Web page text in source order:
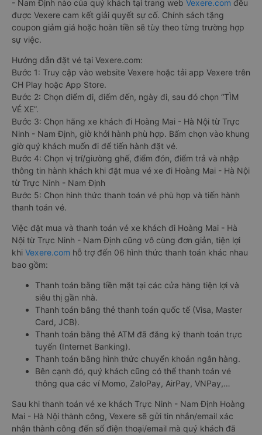
- Nam Định nào của quý khách tại trang web Vexere.com đều
được Vexere cam kết giải quyết sự cố. Chính sách tặng
coupon giảm giá hoặc hoàn tiền sẽ tùy theo từng trường hợp
sự việc.
Hướng dẫn đặt vé tại Vexere.com:
Bước 1: Truy cập vào website Vexere hoặc tải app Vexere trên
CH Play hoặc App Store.
Bước 2: Chọn điểm đi, điểm đến, ngày đi, sau đó chọn “TÌM
VÉ XE”.
Bước 3: Chọn hãng xe khách đi Hoàng Mai - Hà Nội từ Trực
Ninh - Nam Định, giờ khởi hành phù hợp. Bấm chọn vào khung
giờ quý khách muốn đi để tiến hành đặt vé.
Bước 4: Chọn vị trí/giường ghế, điểm đón, điểm trả và nhập
thông tin hành khách khi đặt mua vé xe đi Hoàng Mai - Hà Nội
từ Trực Ninh - Nam Định
Bước 5: Chọn hình thức thanh toán vé phù hợp và tiến hành
thanh toán vé.
Việc đặt mua và thanh toán vé xe khách đi Hoàng Mai - Hà
Nội từ Trực Ninh - Nam Định cũng vô cùng đơn giản, tiện lợi
khi Vexere.com hỗ trợ đến 06 hình thức thanh toán khác nhau
bao gồm:
Thanh toán bằng tiền mặt tại các cửa hàng tiện lợi và
siêu thị gần nhà.
Thanh toán bằng thẻ thanh toán quốc tế (Visa, Master
Card, JCB).
Thanh toán bằng thẻ ATM đã đăng ký thanh toán trực
tuyến (Internet Banking).
Thanh toán bằng hình thức chuyển khoản ngân hàng.
Bên cạnh đó, quý khách cũng có thể thanh toán vé
thông qua các ví Momo, ZaloPay, AirPay, VNPay,…
Sau khi thanh toán vé xe khách Trực Ninh - Nam Định Hoàng
Mai - Hà Nội thành công, Vexere sẽ gửi tin nhắn/email xác
nhận thành công đến số điện thoại/email mà quý khách đã